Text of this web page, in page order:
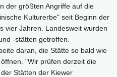
der größten Angriffe auf die
Kulturerbe" seit Beginn der
vier Jahren. Landesweit wurden
-stätten getroffen.
daran, die Stätte so bald wie
"Wir prüfen derzeit die
Stätten der Kiewer